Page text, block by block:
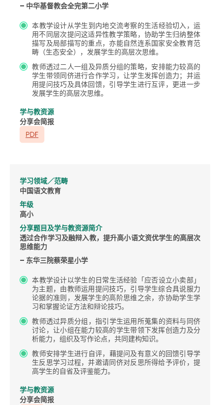
– 中华基督教会全完第二小学
本教学设计从学生到内地交流考察的生活经验切入，运
用不同层次提问这适异性教学策略，协助学生归纳整体
描写及局部描写的重点，亦能自然连系国家安全教育范
畴（生态安全），发展学生的高层次思维。
教师透过二人一组及异质分组的策略，安排能力较高的
学生带领同侪进行合作学习，让学生发挥创造力；并运
用提问技巧及具体回馈，引导学生进行互评，更进一步
发展学生的高层次思维。
学与教资源
分享会简报
学习领域／范畴
中国语文教育
年级
高小
分享题目及学与教资源简介
透过合作学习及融辩入教，提升高小语文资优学生的高层次
思维能力
– 东华三院蔡荣星小学
本教学设计以学生的日常生活经验「应否设立小卖部」
为主题，由教师运用提问技巧，引导学生综合具说服力
论据的准则，发展学生的高阶思维之余，亦协助学生学
习和掌握论证方法和辩论技巧。
教师透过异质分组，指引学生运用所蒐集的资料与同侪
讨论，让小组在能力较高的学生带领下发挥创造力及分
析能力，组织及写作论点，共同建构知识。
教师安排学生进行自评，藉提问及有意义的回馈引导学
生反思学习过程，并邀请同侪对反思所得给予评价，提
高学生的自省及评鉴能力。
学与教资源
分享会简报